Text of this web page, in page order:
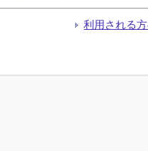
利用される